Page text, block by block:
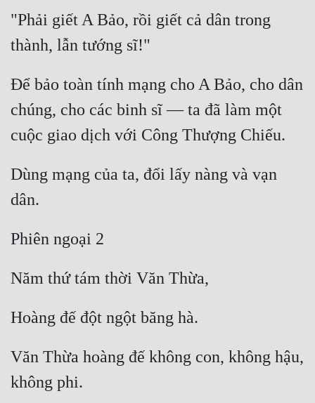
Cẩu Đạo Trường Sinh
Ngự Thú
Truyện Nam
Truyện Nữ
Vô Địch Lưu
Đẹp Hiệp
Tính Cách Nhân Vật :
Cơ Trí
Vô Sỉ
Điềm Đạm
"Phải giết A Bảo, rồi giết cả dân trong
thành, lẫn tướng sĩ!"
Để bảo toàn tính mạng cho A Bảo, cho dân
chúng, cho các binh sĩ — ta đã làm một
cuộc giao dịch với Công Thượng Chiếu.
Dùng mạng của ta, đổi lấy nàng và vạn
dân.
Phiên ngoại 2
Năm thứ tám thời Văn Thừa,
Hoàng đế đột ngột băng hà.
Văn Thừa hoàng đế không con, không hậu,
không phi.